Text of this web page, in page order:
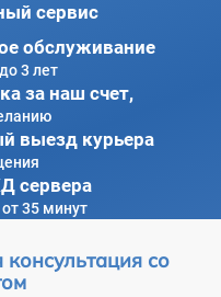
сервис
обслуживание
3 лет
за наш счет,
выезд курьера
сервера
35 минут
консультация со